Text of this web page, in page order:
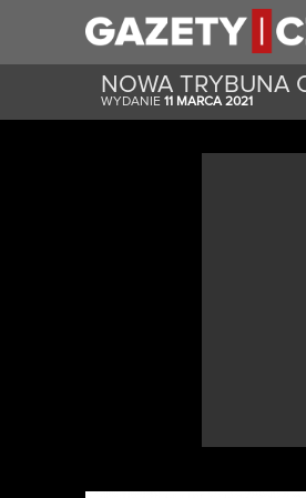
NOWA TRYBUNA
WYDANIE 11 MARCA 2021